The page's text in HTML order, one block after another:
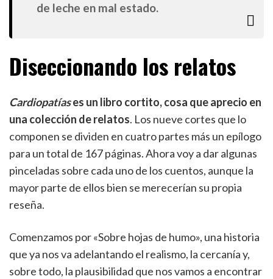
de leche en mal estado.
Diseccionando los relatos
Cardiopatíases un libro cortito, cosa que aprecio en
una colección de relatos. Los nueve cortes que lo
componen se dividen en cuatro partes más un epílogo
para un total de 167 páginas. Ahora voy a dar algunas
pinceladas sobre cada uno de los cuentos, aunque la
mayor parte de ellos bien se merecerían su propia
reseña.
Comenzamos por «Sobre hojas de humo», una historia
que ya nos va adelantando el realismo, la cercanía y,
sobre todo, la plausibilidad que nos vamos a encontrar